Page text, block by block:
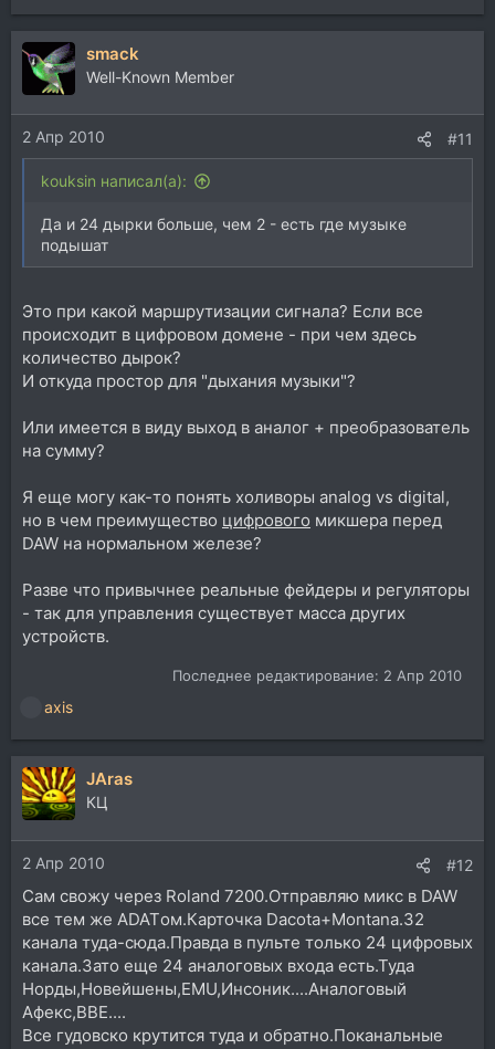
е
а
к
и
и
:
smack
Well-Known Member
2 Апр 2010 #11
kouksin написал(а):
Да и 24 дырки больше, чем 2 - есть где музыке
подышат
Это при какой маршрутизации сигнала? Если все
происходит в цифровом домене - при чем здесь
количество дырок?
И откуда простор для "дыхания музыки"?
Или имеется в виду выход в аналог + преобразователь
на сумму?
Я еще могу как-то понять холиворы analog vs digital,
но в чем преимущество цифрового микшера перед
DAW на нормальном железе?
Разве что привычнее реальные фейдеры и регуляторы
- так для управления существует масса других
устройств.
Последнее редактирование: 2 Апр 2010
е
а
к
ц
и
и
:
axis
JAras
КЦ
2 Апр 2010 #12
Сам свожу через Roland 7200.Отправляю микс в DAW
все тем же ADATом.Карточка Dacota+Montana.32
канала туда-сюда.Правда в пульте только 24 цифровых
канала.Зато еще 24 аналоговых входа есть.Туда
Норды,Новейшены,EMU,Инсоник....Аналоговый
Афекс,ВВЕ....
Все гудовско крутится туда и обратно.Поканальные